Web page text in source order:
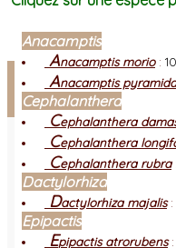
Facebook
Connexion adhérent
Anacamptis
Anacamptis morio:
Anacamptis
Cephalanthera
Cephalanthera
Cephalanthera
Cephalanthera rubra:
Dactylorhiza
Dactylorhiza majalis:
Epipactis
Epipactis atrorubens: